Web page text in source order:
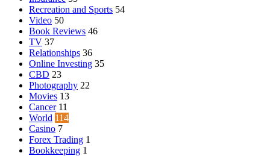
Recreation and Sports 54
Video 50
Book Reviews 46
TV 37
Relationships 36
Online Investing 35
CBD 23
Photography 22
Movies 13
Cancer 11
World 114
Casino 7
Forex Trading 1
Bookkeeping 1